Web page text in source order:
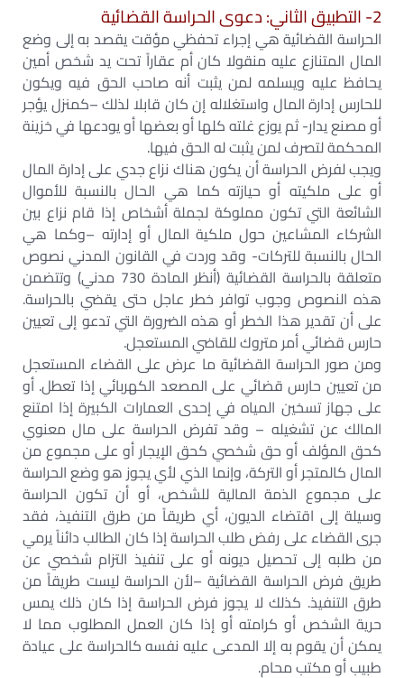
2- التطبيق الثاني: دعوى الحراسة القضائية
الحراسة القضائية هي إجراء تحفظي مؤقت يقصد به إلى وضع
المال المتنازع عليه منقولا كان أم عقاراً تحت يد شخص أمين
يحافظ عليه ويسلمه لمن يثبت أنه صاحب الحق فيه ويكون
للحارس إدارة المال واستغلاله إن كان قابلا لذلك –كمنزل يؤجر
أو مصنع يدار- ثم يوزع غلته كلها أو بعضها أو يودعها في خزينة
المحكمة لتصرف لمن يثبت له الحق فيها.
ويجب لفرض الحراسة أن يكون هناك نزاع جدي على إدارة المال
أو على ملكيته أو حيازته كما هي الحال بالنسبة للأموال
الشائعة التي تكون مملوكة لجملة أشخاص إذا قام نزاع بين
الشركاء المشاعين حول ملكية المال أو إدارته –وكما هي
الحال بالنسبة للتركات- وقد وردت في القانون المدني نصوص
متعلقة بالحراسة القضائية (أنظر المادة 730 مدني) وتتضمن
هذه النصوص وجوب توافر خطر عاجل حتى يقضي بالحراسة.
على أن تقدير هذا الخطر أو هذه الضرورة التي تدعو إلى تعيين
حارس قضائي أمر متروك للقاضي المستعجل.
ومن صور الحراسة القضائية ما عرض على القضاء المستعجل
من تعيين حارس قضائي على المصعد الكهربائي إذا تعطل. أو
على جهاز تسخين المياه في إحدى العمارات الكبيرة إذا امتنع
المالك عن تشغيله – وقد تفرض الحراسة على مال معنوي
كحق المؤلف أو حق شخصي كحق الإيجار أو على مجموع من
المال كالمتجر أو التركة، وإنما الذي لأي يجوز هو وضع الحراسة
على مجموع الذمة المالية للشخص، أو أن تكون الحراسة
وسيلة إلى اقتضاء الديون، أي طريقاً من طرق التنفيذ، فقد
جرى القضاء على رفض طلب الحراسة إذا كان الطالب دائناً يرمي
من طلبه إلى تحصيل ديونه أو على تنفيذ التزام شخصي عن
طريق فرض الحراسة القضائية –لأن الحراسة ليست طريقاً من
طرق التنفيذ. كذلك لا يجوز فرض الحراسة إذا كان ذلك يمس
حرية الشخص أو كرامته أو إذا كان العمل المطلوب مما لا
يمكن أن يقوم به إلا المدعى عليه نفسه كالحراسة على عيادة
طبيب أو مكتب محام.